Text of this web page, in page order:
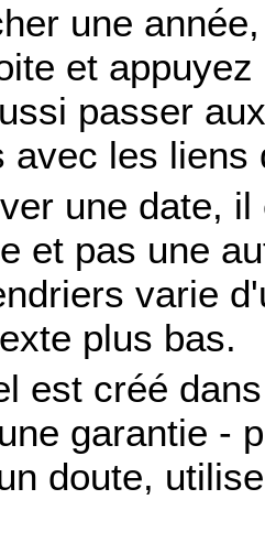
une
et
passer
avec les liens
une date,
et pas une
varie
plus bas.
est créé
garantie -
doute,